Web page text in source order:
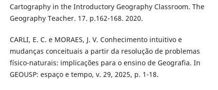
Cartography in the Introductory Geography Classroom. The
Geography Teacher. 17. p.162-168. 2020.
CARLI, E. C. e MORAES, J. V. Conhecimento intuitivo e
mudanças conceituais a partir da resolução de problemas
físico-naturais: implicações para o ensino de Geografia. In
GEOUSP: espaço e tempo, v. 29, 2025, p. 1-18.